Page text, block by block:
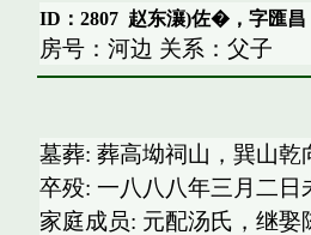
ID：2807 赵东瀼)佐�，字匯昌
房号：河边 关系：父子
墓葬: 葬高坳祠山，巽山乾
卒殁: 一八八八年三月二日
家庭成员: 元配汤氏，继娶